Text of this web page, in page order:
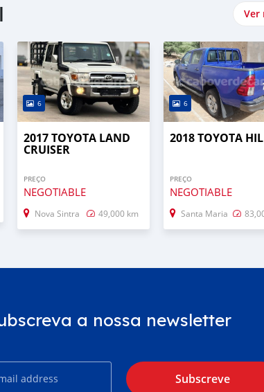
Ver
6
2017 TOYOTA LAND
CRUISER
PREÇO
NEGOTIABLE
Nova Sintra 49,000 km
6
2018 TOYOTA
PREÇO
NEGOTIABLE
Santa Maria
a nossa newsletter
Subscreve